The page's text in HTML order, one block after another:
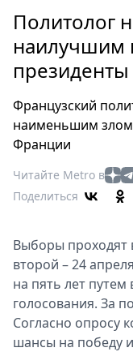
Россия
Мир
Туризм
Мода
Кино
Афиша
Пресс-
релизы
О
Metro
Политолог
наилучшим
Французский
наименьшим
Франции
Читайте Metro в
Поделиться
Выборы проходят
второй – 24
на пять лет
голосования. За
Согласно опросу
шансы на победу